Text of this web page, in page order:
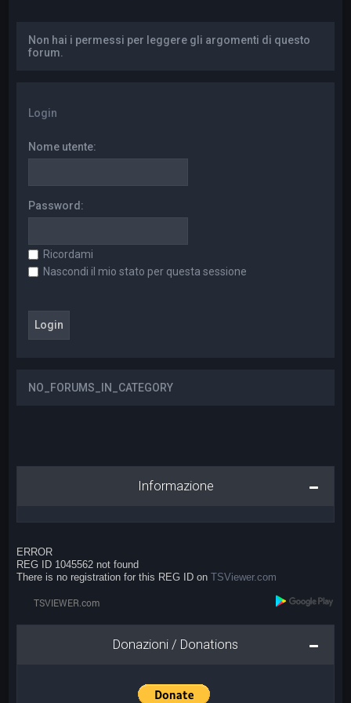
Non hai i permessi per leggere gli argomenti di questo
forum.
Login
Nome utente:
Password:
Ricordami
Nascondi il mio stato per questa sessione
NO_FORUMS_IN_CATEGORY
Informazione
ERROR
REG ID 1045562 not found
There is no registration for this REG ID onTSViewer.com
Donazioni / Donations